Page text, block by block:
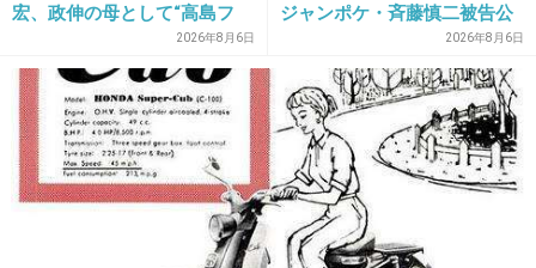
+127 -2
26. 匿名 2020/06/15(月) 11:40:53
コロナで破産する人多そう
+68
宏、政伸の母として“高島フ
2026年8月6日
ジャンポケ・斉藤慎二被告公
2026年8月6日